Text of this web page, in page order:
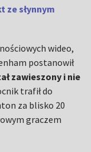
ze słynnym
wideo,
postanowił
zawieszony i nie
trafił do
za blisko 20
graczem